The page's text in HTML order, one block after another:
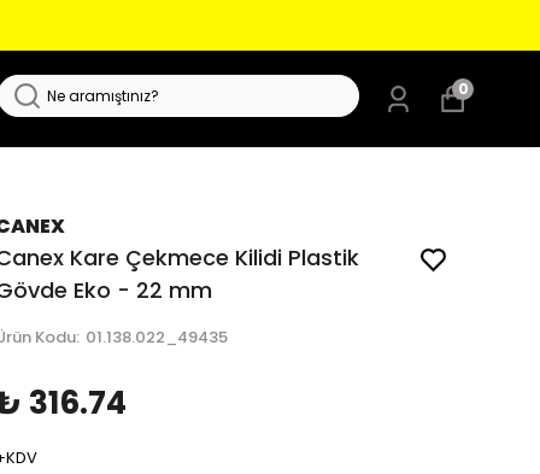
0
Kare Çekmece Kilidi Plastik
Eko - 22 mm
Kodu: 01.138.022_49435
316.74